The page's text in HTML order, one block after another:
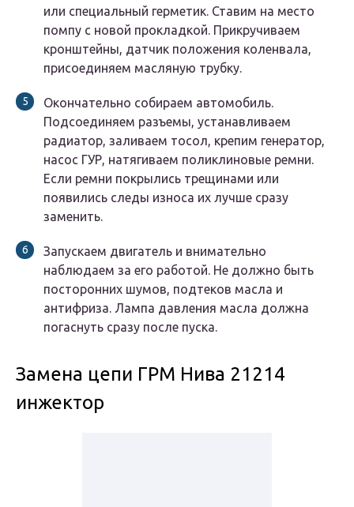
или специальный герметик. Ставим на место
помпу с новой прокладкой. Прикручиваем
кронштейны, датчик положения коленвала,
присоединяем масляную трубку.
Окончательно собираем автомобиль.
Подсоединяем разъемы, устанавливаем
радиатор, заливаем тосол, крепим генератор,
насос ГУР, натягиваем поликлиновые ремни.
Если ремни покрылись трещинами или
появились следы износа их лучше сразу
заменить.
Запускаем двигатель и внимательно
наблюдаем за его работой. Не должно быть
посторонних шумов, подтеков масла и
антифриза. Лампа давления масла должна
погаснуть сразу после пуска.
Замена цепи ГРМ Нива 21214
инжектор